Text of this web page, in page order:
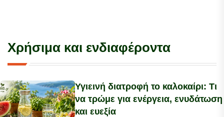
Χρήσιμα και ενδιαφέροντα
Υγιεινή διατροφή το καλοκαίρι: Τι
να τρώμε για ενέργεια, ενυδάτωση
και ευεξία